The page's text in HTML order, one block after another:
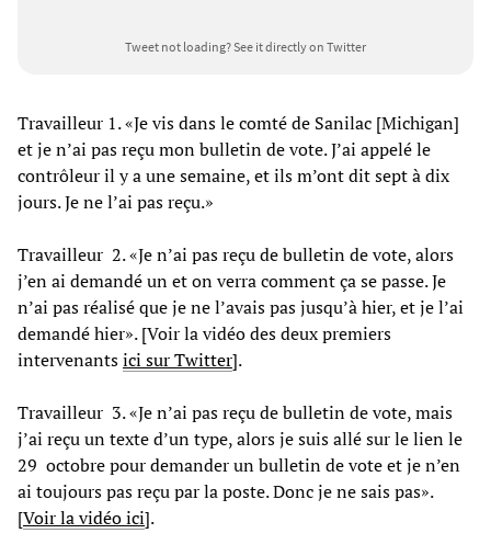
Tweet not loading?See it directly on Twitter
Travailleur 1. «Je vis dans le comté de Sanilac [Michigan]
et je n’ai pas reçu mon bulletin de vote. J’ai appelé le
contrôleur il y a une semaine, et ils m’ont dit sept à dix
jours. Je ne l’ai pas reçu.»
Travailleur 2. «Je n’ai pas reçu de bulletin de vote, alors
j’en ai demandé un et on verra comment ça se passe. Je
n’ai pas réalisé que je ne l’avais pas jusqu’à hier, et je l’ai
demandé hier». [Voir la vidéo des deux premiers
intervenantsici sur Twitter].
Travailleur 3. «Je n’ai pas reçu de bulletin de vote, mais
j’ai reçu un texte d’un type, alors je suis allé sur le lien le
29 octobre pour demander un bulletin de vote et je n’en
ai toujours pas reçu par la poste. Donc je ne sais pas».
[Voir la vidéo ici].